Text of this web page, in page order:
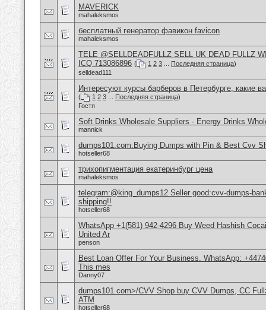
MAVERICK
mahaleksmos
бесплатный генератор фавикон favicon
mahaleksmos
TELE @SELLDEADFULLZ SELL UK DEAD FULLZ
ICQ 713086896 ( 1 2 3 Последняя страница)
selldead111
Интересуют курсы барберов в Петербурге, какие
( 1 2 3 Последняя страница)
Гостя
Soft Drinks Wholesale Suppliers - Energy Drinks
mannick
dumps101.com:Buying Dumps with Pin & Best Cvv
hotseller68
трихопигментация екатеринбург цена
mahaleksmos
telegram:@king_dumps12 Seller good:cvv-dumps-
shipping!!
hotseller68
WhatsApp +1(581) 942-4296 Buy Weed Hashish
United Ar
penson
Best Loan Offer For Your Business. WhatsApp:
This mes
Danny07
dumps101.com>/CVV Shop buy CVV Dumps, CC
ATM
hotseller68